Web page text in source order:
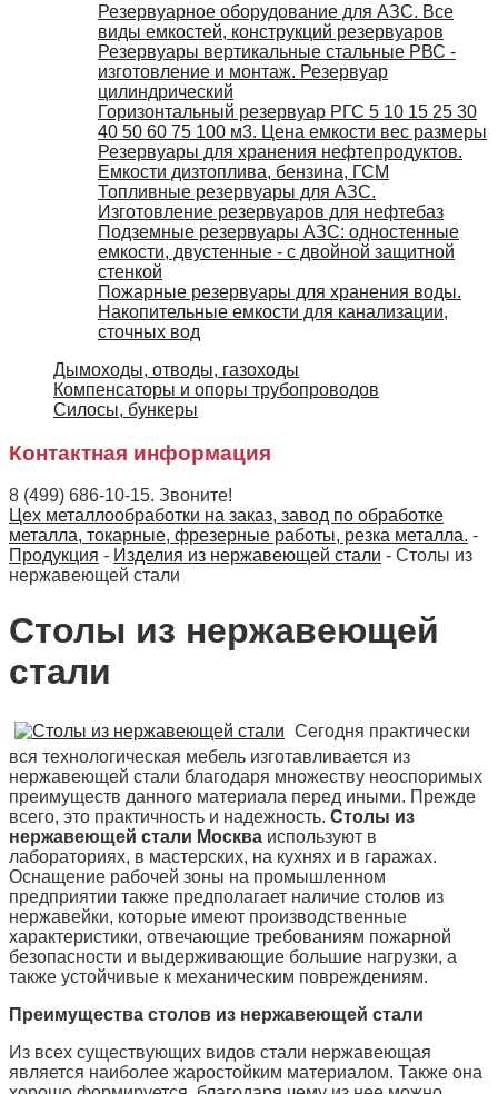
Резервуарное оборудование для АЗС. Все
виды емкостей, конструкций резервуаров
Резервуары вертикальные стальные РВС -
изготовление и монтаж. Резервуар
цилиндрический
Горизонтальный резервуар РГС 5 10 15 25 30
40 50 60 75 100 м3. Цена емкости вес размеры
Резервуары для хранения нефтепродуктов.
Емкости дизтоплива, бензина, ГСМ
Топливные резервуары для АЗС.
Изготовление резервуаров для нефтебаз
Подземные резервуары АЗС: одностенные
емкости, двустенные - с двойной защитной
стенкой
Пожарные резервуары для хранения воды.
Накопительные емкости для канализации,
сточных вод
Дымоходы, отводы, газоходы
Компенсаторы и опоры трубопроводов
Силосы, бункеры
Контактная информация
8 (499) 686-10-15. Звоните!
Цех металлообработки на заказ, завод по обработке
металла, токарные, фрезерные работы, резка металла. -
Продукция - Изделия из нержавеющей стали - Столы из
нержавеющей стали
Столы из нержавеющей
стали
Сегодня практически
вся технологическая мебель изготавливается из
нержавеющей стали благодаря множеству неоспоримых
преимуществ данного материала перед иными. Прежде
всего, это практичность и надежность. Столы из
нержавеющей стали Москва используют в
лабораториях, в мастерских, на кухнях и в гаражах.
Оснащение рабочей зоны на промышленном
предприятии также предполагает наличие столов из
нержавейки, которые имеют производственные
характеристики, отвечающие требованиям пожарной
безопасности и выдерживающие большие нагрузки, а
также устойчивые к механическим повреждениям.
Преимущества столов из нержавеющей стали
Из всех существующих видов стали нержавеющая
является наиболее жаростойким материалом. Также она